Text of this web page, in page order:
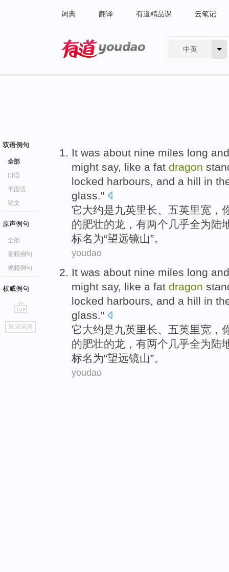
词典 翻译 有道精品课 云笔记
中英
双语例句
全部
口语
书面语
论文
原声例句
全部
音频例句
视频例句
权威例句
go
top
返回词典
It was about nine miles long
might say, like a fat dragon
locked harbours, and a hill in
glass."
它大约是九英里长、 五英里宽 ，
的肥壮的龙 ， 有两个 几乎全为陆
标名为“望远镜山”。
youdao
It was about nine miles long
might say, like a fat dragon
locked harbours, and a hill in
glass."
它大约是九英里长、 五英里宽 ，
的肥壮的龙 ， 有两个 几乎全为陆
标名为“望远镜山”。
youdao